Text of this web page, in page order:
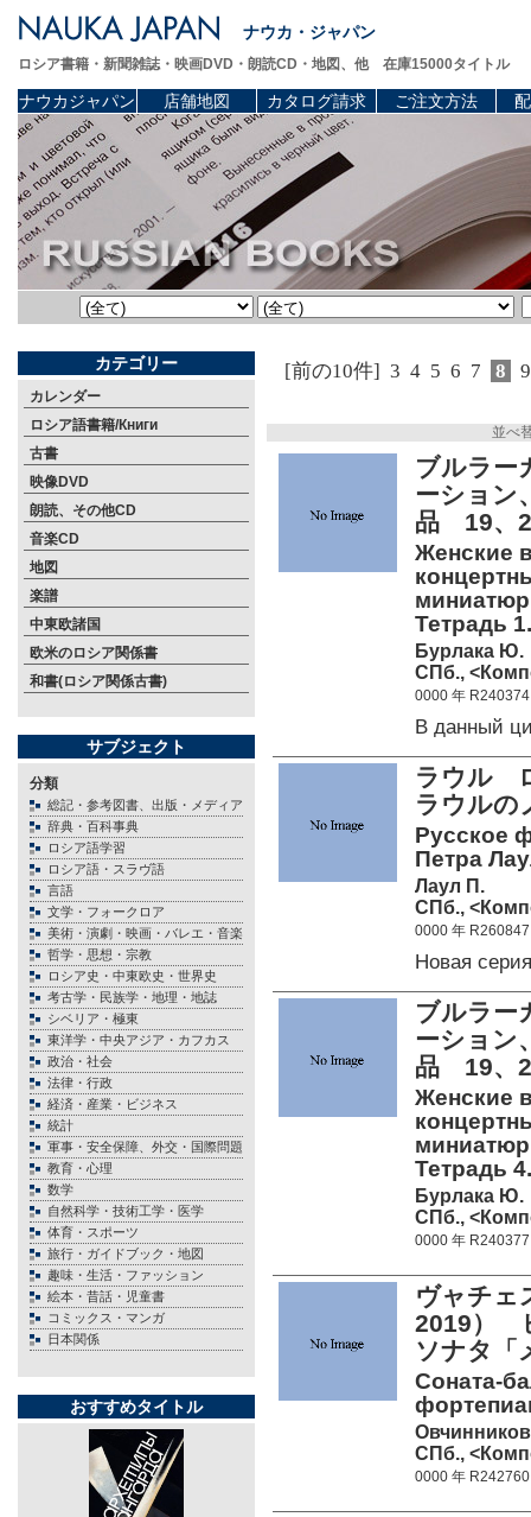
ナウカ・ジャパン
ロシア書籍・新聞雑誌・映画DVD・朗読CD・地図、他 在庫15000タイトル
ナウカジャパン 店舗地図 カタログ請求 ご注文方法
カテゴリー
カレンダー
ロシア語書籍/Книги
古書
映像DVD
朗読、その他CD
音楽CD
地図
楽譜
中東欧諸国
欧米のロシア関係書
和書(ロシア関係古書)
サブジェクト
分類
総記・参考図書、出版・メディア
辞典・百科事典
ロシア語学習
ロシア語・スラヴ語
言語
文学・フォークロア
美術・演劇・映画・バレエ・音楽
哲学・思想・宗教
ロシア史・中東欧史・世界史
考古学・民族学・地理・地誌
シベリア・極東
東洋学・中央アジア・カフカス
政治・社会
法律・行政
経済・産業・ビジネス
統計
軍事・安全保障、外交・国際問題
教育・心理
数学
自然科学・技術工学・医学
体育・スポーツ
旅行・ガイドブック・地図
趣味・生活・ファッション
絵本・昔話・児童書
コミックス・マンガ
日本関係
おすすめタイトル
[前の10件] 3 4 5 6 7 8 9
並べ
ブルラー
ーション
品 19、
Женские
Тетрадь
Бурлака Ю.
СПб.,
0000 年 R240374
В данный
ラウル
ラウル
Русское
Петра
Лаул П.
СПб.,
0000 年 R260847
Новая
ブルラー
ーション
品 19、
Женские
Тетрадь
Бурлака Ю.
СПб.,
0000 年 R240377
ヴャチェ
2019）
ソナタ
Соната-
СПб.,
0000 年 R242760